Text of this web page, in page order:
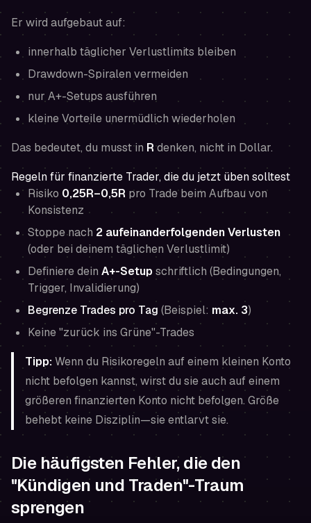
Er wird aufgebaut auf:
innerhalb täglicher Verlustlimits bleiben
Drawdown-Spiralen vermeiden
nur A+-Setups ausführen
kleine Vorteile unermüdlich wiederholen
Das bedeutet, du musst in Rdenken, nicht in Dollar.
Regeln für finanzierte Trader, die du jetzt üben solltest
Risiko 0,25R–0,5R pro Trade beim Aufbau von
Konsistenz
Stoppe nach 2 aufeinanderfolgenden Verlusten
(oder bei deinem täglichen Verlustlimit)
Definiere dein A+-Setupschriftlich (Bedingungen,
Trigger, Invalidierung)
Begrenze Trades pro Tag (Beispiel: max. 3)
Keine "zurück ins Grüne"-Trades
Tipp:Wenn du Risikoregeln auf einem kleinen Konto
nicht befolgen kannst, wirst du sie auch auf einem
größeren finanzierten Konto nicht befolgen. Größe
behebt keine Disziplin—sie entlarvt sie.
Die häufigsten Fehler, die den
"Kündigen und Traden"-Traum
sprengen